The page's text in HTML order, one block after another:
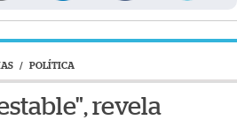
/ POLÍTICA
revela